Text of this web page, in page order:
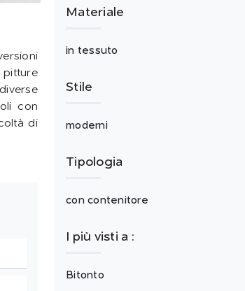
con
di
Materiale
in tessuto
Stile
moderni
Tipologia
con contenitore
I più visti a :
Bitonto